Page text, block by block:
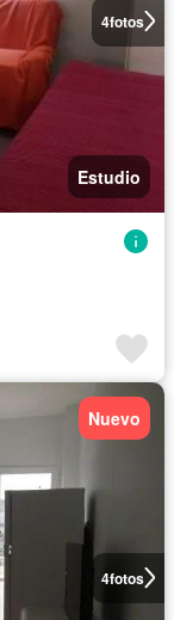
4fotos
Estudio
4fotos
Nuevo